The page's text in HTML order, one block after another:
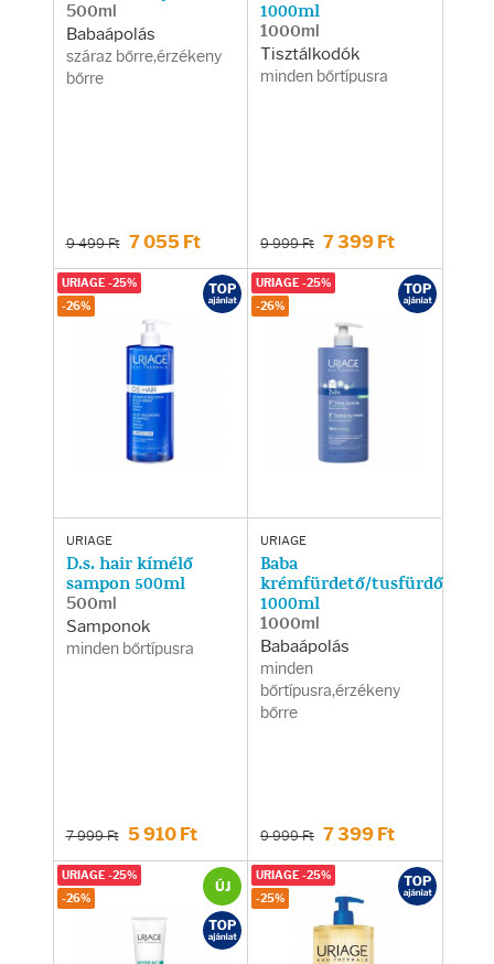
500ml
Babaápolás
száraz bőrre,érzékeny
bőrre
9 499 Ft 7 055 Ft
1000ml
1000ml
Tisztálkodók
minden bőrtípusra
9 999 Ft 7 399 Ft
URIAGE
D.s. hair kímélő
sampon 500ml
500ml
Samponok
minden bőrtípusra
7 999 Ft 5 910 Ft
URIAGE -25%
-26%
URIAGE
Baba
krémfürdető/tusfürdő
1000ml
1000ml
Babaápolás
minden
bőrtípusra,érzékeny
bőrre
9 999 Ft 7 399 Ft
URIAGE -25%
-26%
URIAGE -25%
-26%
ÚJ
URIAGE -25%
-25%